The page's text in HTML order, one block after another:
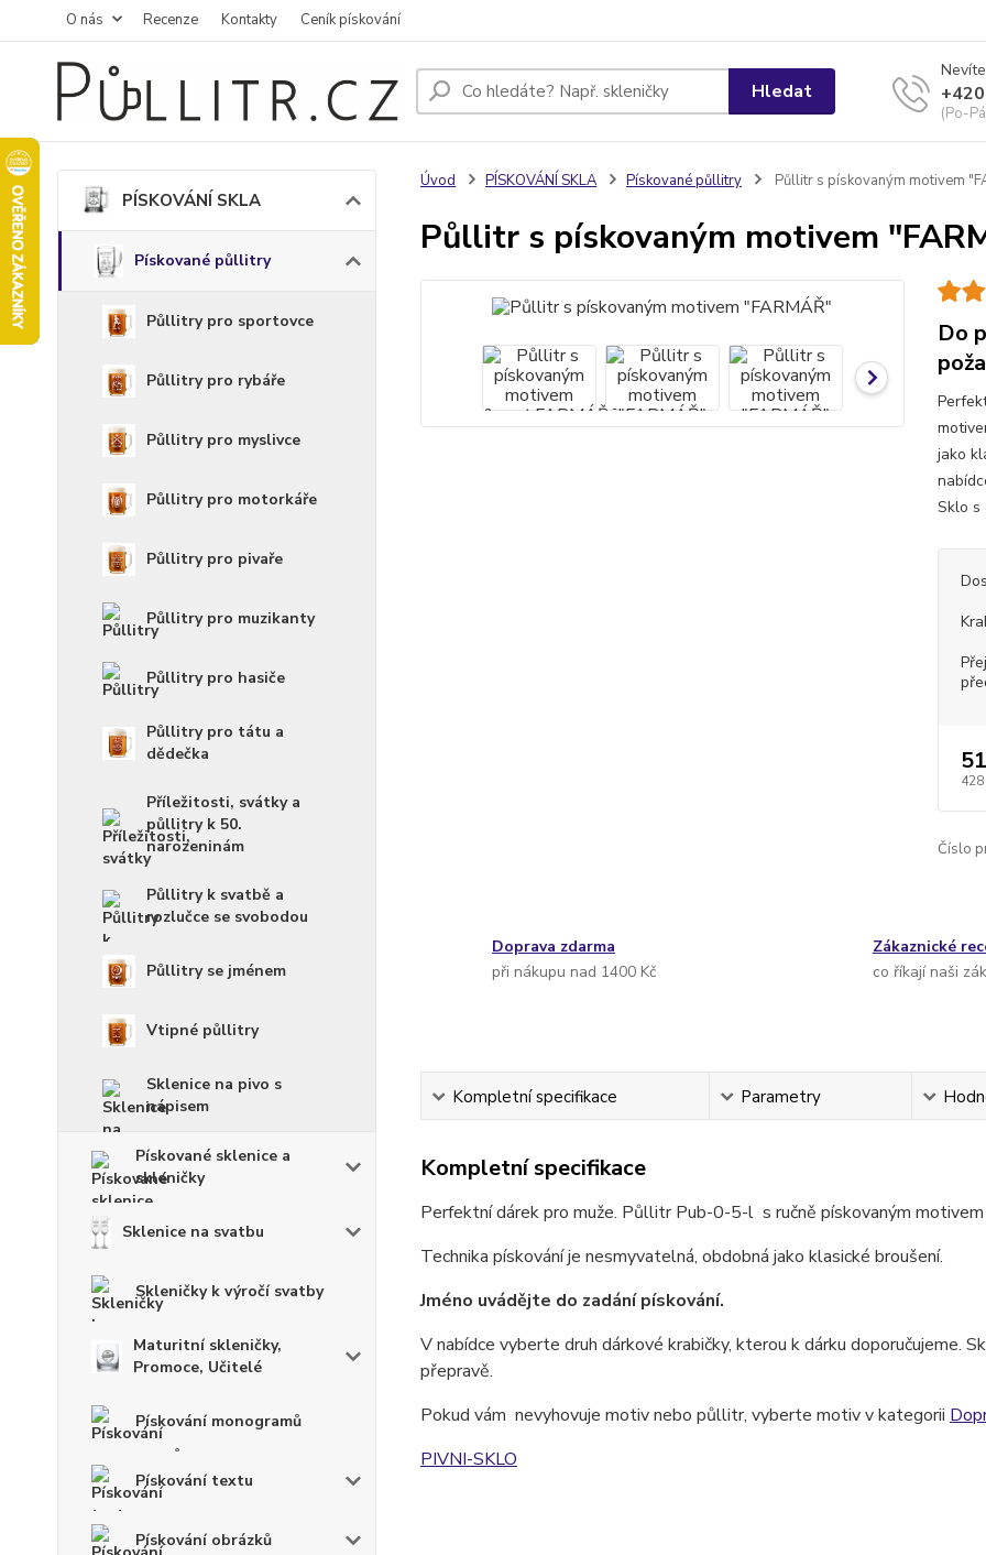
O nás Recenze Kontakty Ceník pískování
Hledat
(Po-
PÍSKOVÁNÍ SKLA
Pískované půllitry
Půllitry pro sportovce
Půllitry pro rybáře
Půllitry pro myslivce
Půllitry pro motorkáře
Půllitry pro pivaře
Půllitry pro muzikanty
Půllitry pro hasiče
Půllitry pro tátu a
dědečka
Příležitosti, svátky a
půllitry k 50.
narozeninám
Půllitry k svatbě a
rozlučce se svobodou
Půllitry se jménem
Vtipné půllitry
Sklenice na pivo s
nápisem
Pískované sklenice a
skleničky
Sklenice na svatbu
Skleničky k výročí svatby
Maturitní skleničky,
Promoce, Učitelé
Pískování monogramů
Pískování textu
Pískování obrázků
Úvod PÍSKOVÁNÍ SKLA Pískované půllitry Půllitr s pískovaným motivem
Půllitr s pískovaným motivem
Do
jako
Sklo s
428
Číslo
Doprava zdarma
při nákupu nad 1400 Kč
Zákaznické
co říkají naši
Kompletní specifikace Parametry
Kompletní specifikace
Perfektní dárek pro muže. Půllitr Pub-0-5-l s ručně pískovaným motivem
Technika pískování je nesmyvatelná, obdobná jako klasické broušení.
Jméno uvádějte do zadání pískování.
V nabídce vyberte druh dárkové krabičky, kterou k dárku doporučujeme.
přepravě.
Pokud vám nevyhovuje motiv nebo půllitr, vyberte motiv v kategorii
PIVNI-SKLO